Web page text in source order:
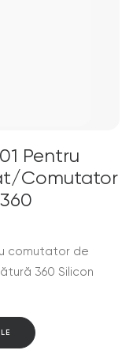
Pentru
comutator
comutator de
360 Silicon
produs